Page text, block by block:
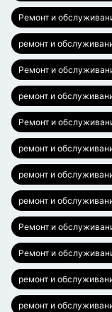
Ремонт и
ремонт и
Ремонт и
ремонт и
Ремонт и
ремонт и
ремонт и
ремонт и
Ремонт и
Ремонт и
ремонт и
ремонт и